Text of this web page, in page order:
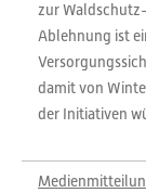
zur
Ablehnung ist
damit von
der Initiativen